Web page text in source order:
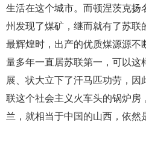
生活在这个城市。而顿涅茨克扬
州发现了煤矿，继而就有了苏联
最辉煌时，出产的优质煤源源不
量多年一直居苏联第一，可以这
展、状大立下了汗马匹功劳，
联这个社会主义火车头的锅炉房
兰，就相当于中国的山西，依然